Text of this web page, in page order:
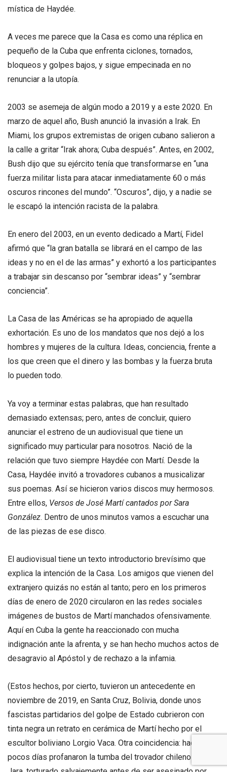
mística de Haydée.
A veces me parece que la Casa es como una réplica en
pequeño de la Cuba que enfrenta ciclones, tornados,
bloqueos y golpes bajos, y sigue empecinada en no
renunciar a la utopía.
2003 se asemeja de algún modo a 2019 y a este 2020. En
marzo de aquel año, Bush anunció la invasión a Irak. En
Miami, los grupos extremistas de origen cubano salieron a
la calle a gritar “Irak ahora; Cuba después”. Antes, en 2002,
Bush dijo que su ejército tenía que transformarse en “una
fuerza militar lista para atacar inmediatamente 60 o más
oscuros rincones del mundo”. “Oscuros”, dijo, y a nadie se
le escapó la intención racista de la palabra.
En enero del 2003, en un evento dedicado a Martí, Fidel
afirmó que “la gran batalla se librará en el campo de las
ideas y no en el de las armas” y exhortó a los participantes
a trabajar sin descanso por “sembrar ideas” y “sembrar
conciencia”.
La Casa de las Américas se ha apropiado de aquella
exhortación. Es uno de los mandatos que nos dejó a los
hombres y mujeres de la cultura. Ideas, conciencia, frente a
los que creen que el dinero y las bombas y la fuerza bruta
lo pueden todo.
Ya voy a terminar estas palabras, que han resultado
demasiado extensas; pero, antes de concluir, quiero
anunciar el estreno de un audiovisual que tiene un
significado muy particular para nosotros. Nació de la
relación que tuvo siempre Haydée con Martí. Desde la
Casa, Haydée invitó a trovadores cubanos a musicalizar
sus poemas. Así se hicieron varios discos muy hermosos.
Entre ellos, Versos de José Martí cantados por Sara
González. Dentro de unos minutos vamos a escuchar una
de las piezas de ese disco.
El audiovisual tiene un texto introductorio brevísimo que
explica la intención de la Casa. Los amigos que vienen del
extranjero quizás no están al tanto; pero en los primeros
días de enero de 2020 circularon en las redes sociales
imágenes de bustos de Martí manchados ofensivamente.
Aquí en Cuba la gente ha reaccionado con mucha
indignación ante la afrenta, y se han hecho muchos actos de
desagravio al Apóstol y de rechazo a la infamia.
(Estos hechos, por cierto, tuvieron un antecedente en
noviembre de 2019, en Santa Cruz, Bolivia, donde unos
fascistas partidarios del golpe de Estado cubrieron con
tinta negra un retrato en cerámica de Martí hecho por el
escultor boliviano Lorgio Vaca. Otra coincidencia: hace unos
pocos días profanaron la tumba del trovador chileno Víctor